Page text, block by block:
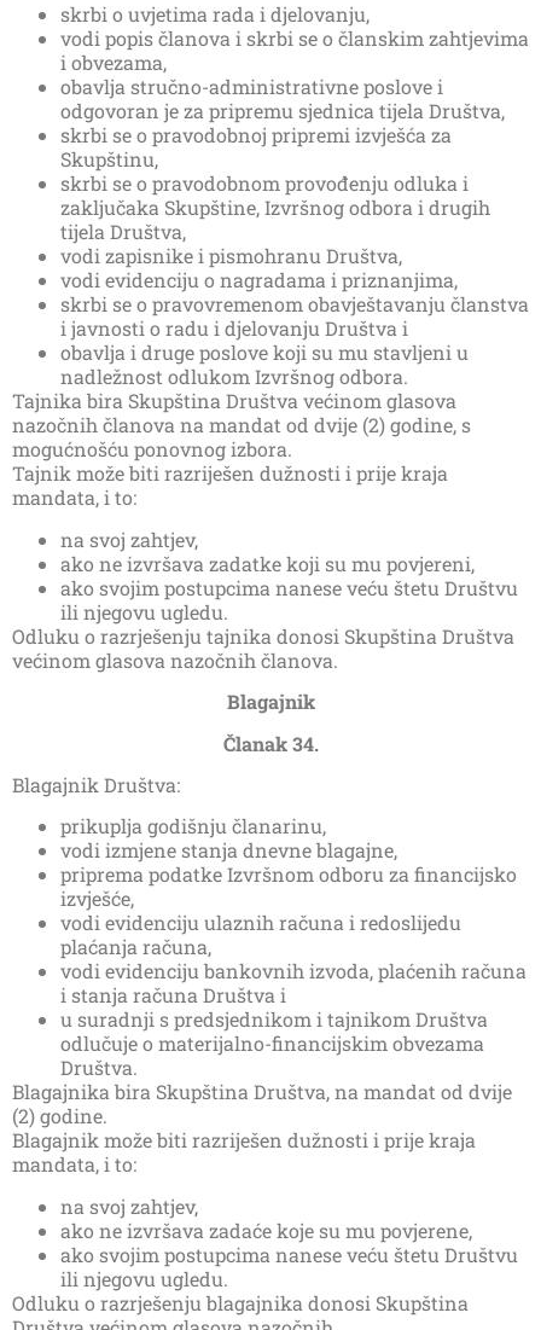
skrbi o uvjetima rada i djelovanju,
vodi popis članova i skrbi se o članskim zahtjevima
i obvezama,
obavlja stručno-administrativne poslove i
odgovoran je za pripremu sjednica tijela Društva,
skrbi se o pravodobnoj pripremi izvješća za
Skupštinu,
skrbi se o pravodobnom provođenju odluka i
zaključaka Skupštine, Izvršnog odbora i drugih
tijela Društva,
vodi zapisnike i pismohranu Društva,
vodi evidenciju o nagradama i priznanjima,
skrbi se o pravovremenom obavještavanju članstva
i javnosti o radu i djelovanju Društva i
obavlja i druge poslove koji su mu stavljeni u
nadležnost odlukom Izvršnog odbora.
Tajnika bira Skupština Društva većinom glasova
nazočnih članova na mandat od dvije (2) godine, s
mogućnošću ponovnog izbora.
Tajnik može biti razriješen dužnosti i prije kraja
mandata, i to:
na svoj zahtjev,
ako ne izvršava zadatke koji su mu povjereni,
ako svojim postupcima nanese veću štetu Društvu
ili njegovu ugledu.
Odluku o razrješenju tajnika donosi Skupština Društva
većinom glasova nazočnih članova.
Blagajnik
Članak 34.
Blagajnik Društva:
prikuplja godišnju članarinu,
vodi izmjene stanja dnevne blagajne,
priprema podatke Izvršnom odboru za financijsko
izvješće,
vodi evidenciju ulaznih računa i redoslijedu
plaćanja računa,
vodi evidenciju bankovnih izvoda, plaćenih računa
i stanja računa Društva i
u suradnji s predsjednikom i tajnikom Društva
odlučuje o materijalno-financijskim obvezama
Društva.
Blagajnika bira Skupština Društva, na mandat od dvije
(2) godine.
Blagajnik može biti razriješen dužnosti i prije kraja
mandata, i to:
na svoj zahtjev,
ako ne izvršava zadaće koje su mu povjerene,
ako svojim postupcima nanese veću štetu Društvu
ili njegovu ugledu.
Odluku o razrješenju blagajnika donosi Skupština